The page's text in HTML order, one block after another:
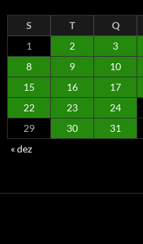
S T Q
1
2 3
8
9 10
15
16 17
22
23 24
29
30
31
« dez